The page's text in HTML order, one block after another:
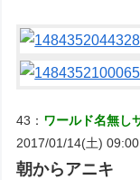
43： ワールド名無し
2017/01/14(土)
朝からアニキ